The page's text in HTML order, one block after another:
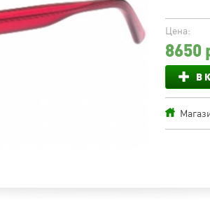
Цена:
8650
В